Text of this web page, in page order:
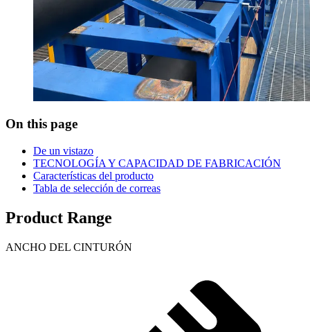
On this page
De un vistazo
TECNOLOGÍA Y CAPACIDAD DE FABRICACIÓN
Características del producto
Tabla de selección de correas
Product Range
ANCHO DEL CINTURÓN